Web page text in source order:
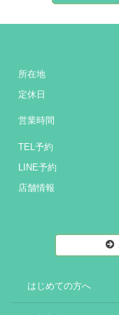
所在地
定休日
営業時間
TEL予約
LINE予約
店舗情報
はじめての方へ